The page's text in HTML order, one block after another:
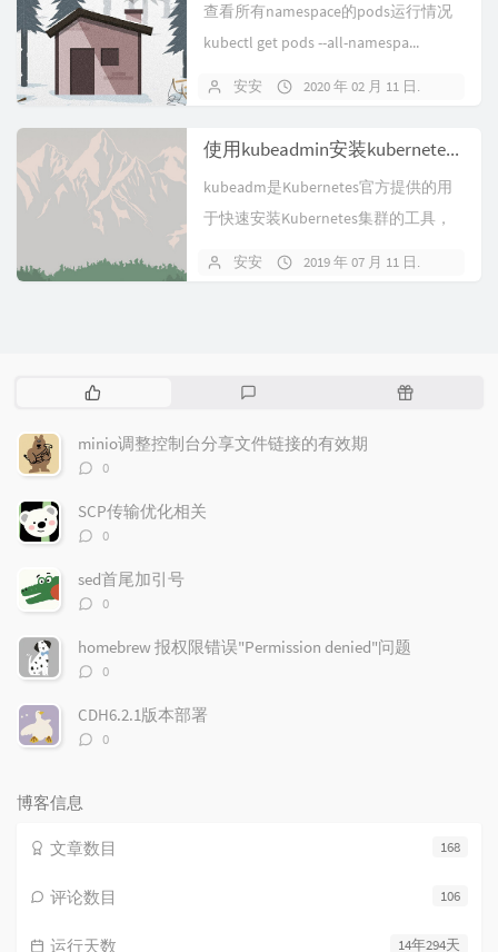
查看所有namespace的pods运行情况
kubectl get pods --all-namespa...
安安 2020 年 02 月 11 日
使用kubeadmin安装kubernetes 1.15
kubeadm是Kubernetes官方提供的用
于快速安装Kubernetes集群的工具，
安安 2019 年 07 月 11 日
热
文
章
评
随
minio调整控制台分享文件链接的有效期
评
数：
0
SCP传输优化相关
评
数：
0
sed首尾加引号
评
数：
0
homebrew 报权限错误"Permission denied"问题
评
数：
0
CDH6.2.1版本部署
评
0
博客信息
168
文章数目
106
评论数目
14年294天
运行天数